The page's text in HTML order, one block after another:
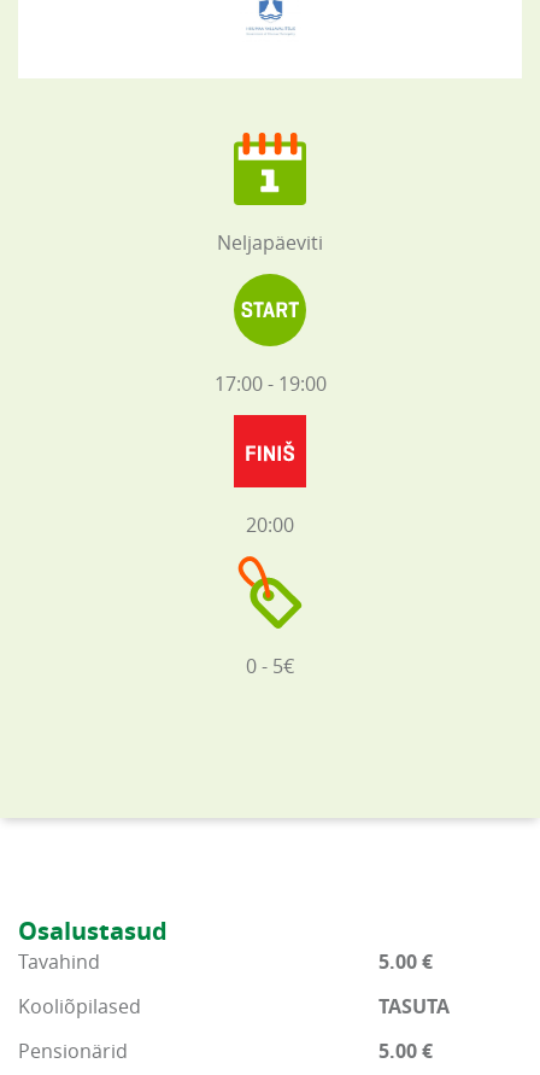
Neljapäeviti
17:00 - 19:00
20:00
0 - 5€
Osalustasud
Tavahind
5.00 €
Kooliõpilased
TASUTA
Pensionärid
5.00 €